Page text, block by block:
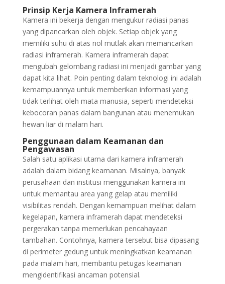
Prinsip Kerja Kamera Inframerah
Kamera ini bekerja dengan mengukur radiasi panas
yang dipancarkan oleh objek. Setiap objek yang
memiliki suhu di atas nol mutlak akan memancarkan
radiasi inframerah. Kamera inframerah dapat
mengubah gelombang radiasi ini menjadi gambar yang
dapat kita lihat. Poin penting dalam teknologi ini adalah
kemampuannya untuk memberikan informasi yang
tidak terlihat oleh mata manusia, seperti mendeteksi
kebocoran panas dalam bangunan atau menemukan
hewan liar di malam hari.
Penggunaan dalam Keamanan dan
Pengawasan
Salah satu aplikasi utama dari kamera inframerah
adalah dalam bidang keamanan. Misalnya, banyak
perusahaan dan institusi menggunakan kamera ini
untuk memantau area yang gelap atau memiliki
visibilitas rendah. Dengan kemampuan melihat dalam
kegelapan, kamera inframerah dapat mendeteksi
pergerakan tanpa memerlukan pencahayaan
tambahan. Contohnya, kamera tersebut bisa dipasang
di perimeter gedung untuk meningkatkan keamanan
pada malam hari, membantu petugas keamanan
mengidentifikasi ancaman potensial.